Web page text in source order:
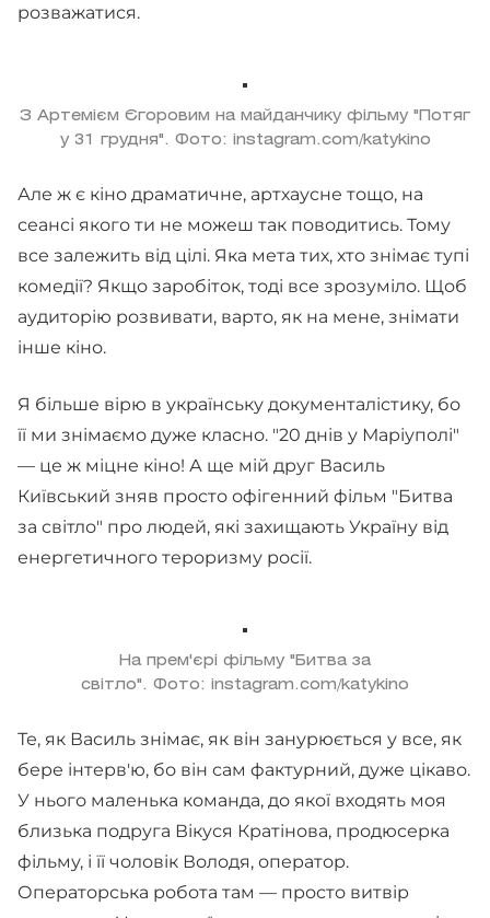
розважатися.
З Артемієм Єгоровим на майданчику фільму "Потяг
у 31 грудня". Фото: instagram.com/katykino
Але ж є кіно драматичне, артхаусне тощо, на
сеансі якого ти не можеш так поводитись. Тому
все залежить від цілі. Яка мета тих, хто знімає тупі
комедії? Якщо заробіток, тоді все зрозуміло. Щоб
аудиторію розвивати, варто, як на мене, знімати
інше кіно.
Я більше вірю в українську документалістику, бо
її ми знімаємо дуже класно. "20 днів у Маріуполі"
— це ж міцне кіно! А ще мій друг Василь
Київський зняв просто офігенний фільм "Битва
за світло" про людей, які захищають Україну від
енергетичного тероризму росії.
На прем'єрі фільму "Битва за
світло". Фото: instagram.com/katykino
Те, як Василь знімає, як він занурюється у все, як
бере інтерв'ю, бо він сам фактурний, дуже цікаво.
У нього маленька команда, до якої входять моя
близька подруга Вікуся Кратінова, продюсерка
фільму, і її чоловік Володя, оператор.
Операторська робота там — просто витвір